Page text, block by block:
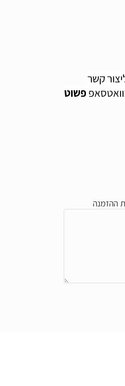
לקבלת מחירון מלא ומסודר ולרכישת המוצרים מוזמנת ליצור קשר
פשוט
ההזמנה